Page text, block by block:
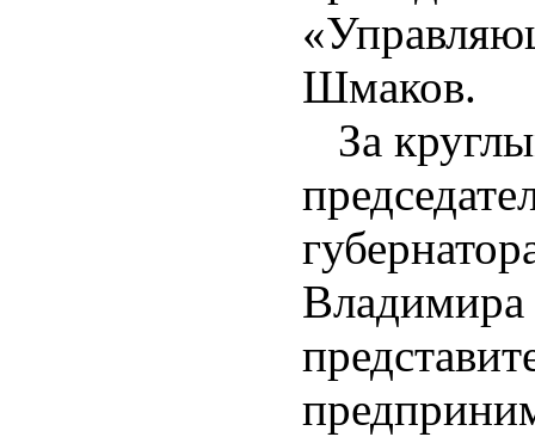
Шмаков.
За
Владимира